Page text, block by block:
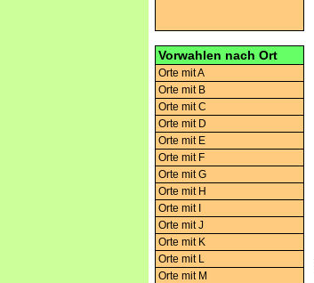
Vorwahlen nach Ort
Orte mit A
Orte mit B
Orte mit C
Orte mit D
Orte mit E
Orte mit F
Orte mit G
Orte mit H
Orte mit I
Orte mit J
Orte mit K
Orte mit L
Orte mit M